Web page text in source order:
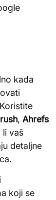
kada
, Ahrefs
vaš
detaljne
koji se